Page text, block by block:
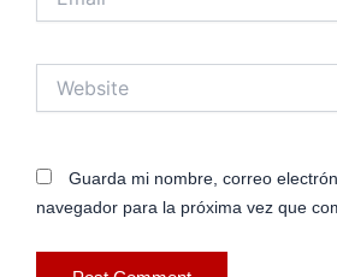
Guarda mi nombre, correo
navegador para la próxima vez que